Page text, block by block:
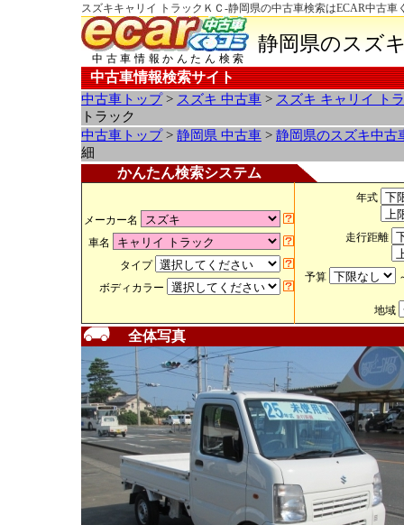
スズキキャリイ トラックＫＣ-静岡県の中古車検索はECAR中古車
中古車情報かんたん検索
静岡県のスズ
中古車情報検索サイト
中古車トップ> スズキ 中古車 > スズキ キャリイ ト
トラック
中古車トップ> 静岡県 中古車 > 静岡県のスズキ中古
細
かんたん検索システム
メーカー名
車名
タイプ
ボディカラー
年式
走行距離
予算
地域
全体写真